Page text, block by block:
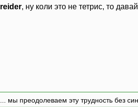
reider, ну коли это не тетрис, то
... мы преодолеваем эту трудность без